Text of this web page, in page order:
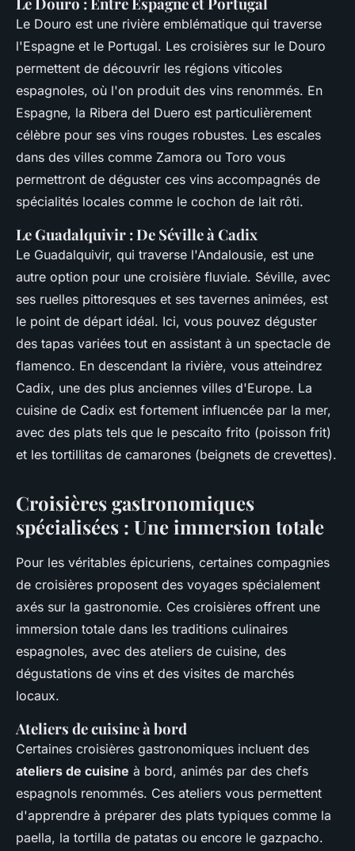
Le Douro est une rivière emblématique qui traverse
l'Espagne et le Portugal. Les croisières sur le Douro
permettent de découvrir les régions viticoles
espagnoles, où l'on produit des vins renommés. En
Espagne, la Ribera del Duero est particulièrement
célèbre pour ses vins rouges robustes. Les escales
dans des villes comme Zamora ou Toro vous
permettront de déguster ces vins accompagnés de
spécialités locales comme le cochon de lait rôti.
Le Guadalquivir : De Séville à Cadix
Le Guadalquivir, qui traverse l'Andalousie, est une
autre option pour une croisière fluviale. Séville, avec
ses ruelles pittoresques et ses tavernes animées, est
le point de départ idéal. Ici, vous pouvez déguster
des tapas variées tout en assistant à un spectacle de
flamenco. En descendant la rivière, vous atteindrez
Cadix, une des plus anciennes villes d'Europe. La
cuisine de Cadix est fortement influencée par la mer,
avec des plats tels que le pescaíto frito (poisson frit)
et les tortillitas de camarones (beignets de crevettes).
Croisières gastronomiques
spécialisées : Une immersion totale
Pour les véritables épicuriens, certaines compagnies
de croisières proposent des voyages spécialement
axés sur la gastronomie. Ces croisières offrent une
immersion totale dans les traditions culinaires
espagnoles, avec des ateliers de cuisine, des
dégustations de vins et des visites de marchés
locaux.
Ateliers de cuisine à bord
Certaines croisières gastronomiques incluent des
ateliers de cuisine à bord, animés par des chefs
espagnols renommés. Ces ateliers vous permettent
d'apprendre à préparer des plats typiques comme la
paella, la tortilla de patatas ou encore le gazpacho.